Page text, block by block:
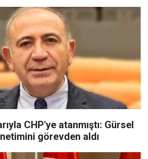
CHP'ye atanmıştı: Gürsel
görevden aldı